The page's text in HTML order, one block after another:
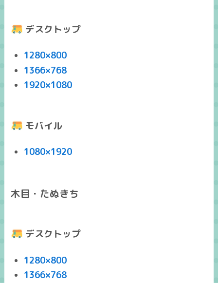
デスクトップ
1280×800
1366×768
1920×1080
モバイル
1080×1920
木目・たぬきち
デスクトップ
1280×800
1366×768